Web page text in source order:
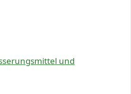
und